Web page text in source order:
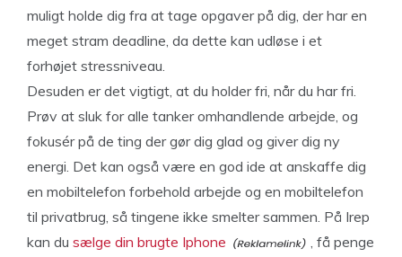
muligt holde dig fra at tage opgaver på dig, der har en
meget stram deadline, da dette kan udløse i et
forhøjet stressniveau.
Desuden er det vigtigt, at du holder fri, når du har fri.
Prøv at sluk for alle tanker omhandlende arbejde, og
fokusér på de ting der gør dig glad og giver dig ny
energi. Det kan også være en god ide at anskaffe dig
en mobiltelefon forbehold arbejde og en mobiltelefon
til privatbrug, så tingene ikke smelter sammen. På Irep
kan du sælge din brugte Iphone
, få penge